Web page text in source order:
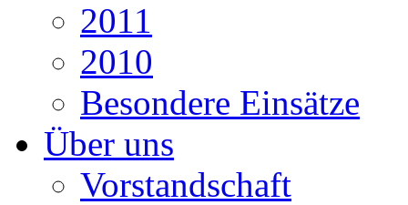
2011
2010
Besondere Einsätze
Über uns
Vorstandschaft